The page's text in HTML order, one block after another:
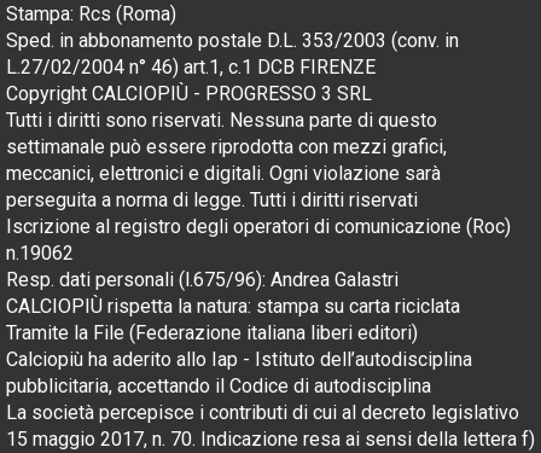
Stampa: Rcs (Roma)
Sped. in abbonamento postale D.L. 353/2003 (conv. in
L.27/02/2004 n° 46) art.1, c.1 DCB FIRENZE
Copyright CALCIOPIÙ - PROGRESSO 3 SRL
Tutti i diritti sono riservati. Nessuna parte di questo
settimanale può essere riprodotta con mezzi grafici,
meccanici, elettronici e digitali. Ogni violazione sarà
perseguita a norma di legge. Tutti i diritti riservati
Iscrizione al registro degli operatori di comunicazione (Roc)
n.19062
Resp. dati personali (l.675/96): Andrea Galastri
CALCIOPIÙ rispetta la natura: stampa su carta riciclata
Tramite la File (Federazione italiana liberi editori)
Calciopiù ha aderito allo Iap - Istituto dell’autodisciplina
pubblicitaria, accettando il Codice di autodisciplina
La società percepisce i contributi di cui al decreto legislativo
15 maggio 2017, n. 70. Indicazione resa ai sensi della lettera f)